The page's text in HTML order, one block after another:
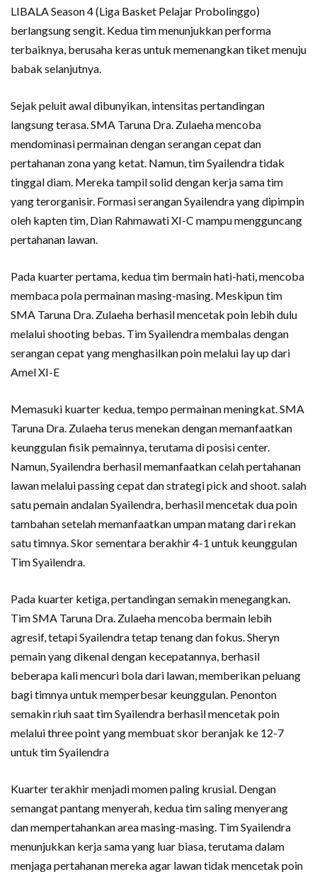
LIBALA Season 4 (Liga Basket Pelajar Probolinggo)
berlangsung sengit. Kedua tim menunjukkan performa
terbaiknya, berusaha keras untuk memenangkan tiket menuju
babak selanjutnya.
Sejak peluit awal dibunyikan, intensitas pertandingan
langsung terasa. SMA Taruna Dra. Zulaeha mencoba
mendominasi permainan dengan serangan cepat dan
pertahanan zona yang ketat. Namun, tim Syailendra tidak
tinggal diam. Mereka tampil solid dengan kerja sama tim
yang terorganisir. Formasi serangan Syailendra yang dipimpin
oleh kapten tim, Dian Rahmawati XI-C mampu mengguncang
pertahanan lawan.
Pada kuarter pertama, kedua tim bermain hati-hati, mencoba
membaca pola permainan masing-masing. Meskipun tim
SMA Taruna Dra. Zulaeha berhasil mencetak poin lebih dulu
melalui shooting bebas. Tim Syailendra membalas dengan
serangan cepat yang menghasilkan poin melalui lay up dari
Amel XI-E
Memasuki kuarter kedua, tempo permainan meningkat. SMA
Taruna Dra. Zulaeha terus menekan dengan memanfaatkan
keunggulan fisik pemainnya, terutama di posisi center.
Namun, Syailendra berhasil memanfaatkan celah pertahanan
lawan melalui passing cepat dan strategi pick and shoot. salah
satu pemain andalan Syailendra, berhasil mencetak dua poin
tambahan setelah memanfaatkan umpan matang dari rekan
satu timnya. Skor sementara berakhir 4-1 untuk keunggulan
Tim Syailendra.
Pada kuarter ketiga, pertandingan semakin menegangkan.
Tim SMA Taruna Dra. Zulaeha mencoba bermain lebih
agresif, tetapi Syailendra tetap tenang dan fokus. Sheryn
pemain yang dikenal dengan kecepatannya, berhasil
beberapa kali mencuri bola dari lawan, memberikan peluang
bagi timnya untuk memperbesar keunggulan. Penonton
semakin riuh saat tim Syailendra berhasil mencetak poin
melalui three point yang membuat skor beranjak ke 12-7
untuk tim Syailendra
Kuarter terakhir menjadi momen paling krusial. Dengan
semangat pantang menyerah, kedua tim saling menyerang
dan mempertahankan area masing-masing. Tim Syailendra
menunjukkan kerja sama yang luar biasa, terutama dalam
menjaga pertahanan mereka agar lawan tidak mencetak poin